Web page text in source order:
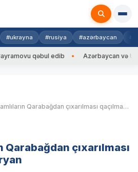
#ukrayna #rusiya #azərbaycan
qəbul edib Azərbaycan və
Sülhməramlıların Qarabağdan çıxarılması qaçılmazdır – Keryan
Qarabağdan çıxarılması